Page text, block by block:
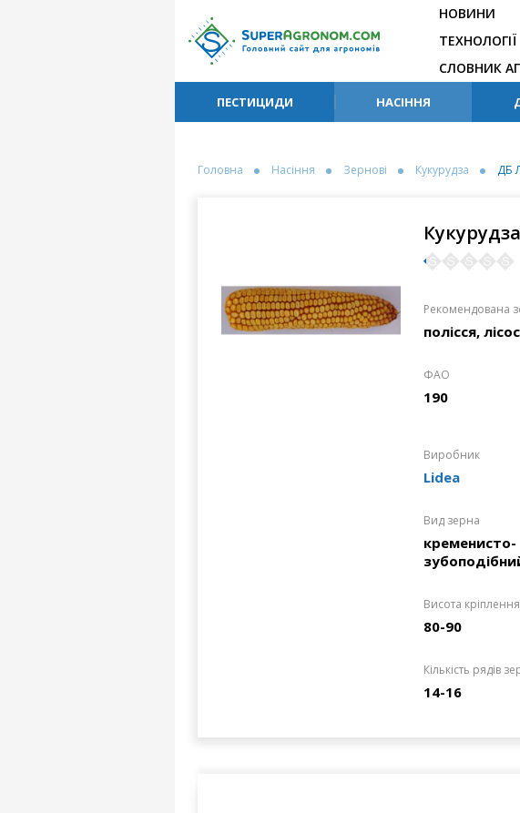
НОВИНИ
ТЕХНОЛОГІЇ
СЛОВНИК
ПЕСТИЦИДИ НАСІННЯ
Головна Насіння Зернові Кукурудза ДБ
Рекомендована
полісся,
ФАО
190
Виробник
Lidea
Вид зерна
кременисто-
Висота
80-90
Кількість рядів
14-16